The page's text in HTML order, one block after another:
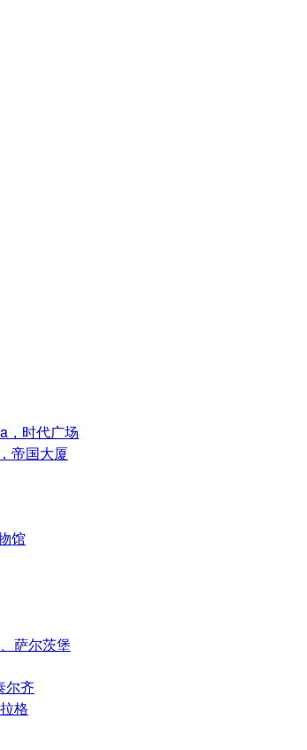
，时代广场
帝国大厦
馆
萨尔茨堡
尔齐
格